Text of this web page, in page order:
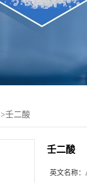
>壬二酸
壬二酸
英文名称：